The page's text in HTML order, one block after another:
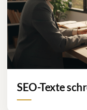
SEO-Texte